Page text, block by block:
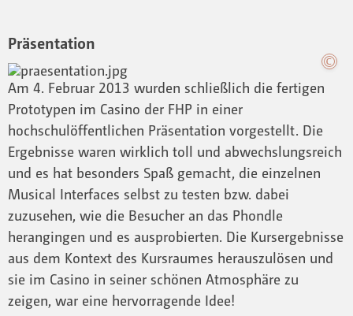
Präsentation
Am 4. Februar 2013 wurden schließlich die fertigen
Prototypen im Casino der FHP in einer
hochschulöffentlichen Präsentation vorgestellt. Die
Ergebnisse waren wirklich toll und abwechslungsreich
und es hat besonders Spaß gemacht, die einzelnen
Musical Interfaces selbst zu testen bzw. dabei
zuzusehen, wie die Besucher an das Phondle
herangingen und es ausprobierten. Die Kursergebnisse
aus dem Kontext des Kursraumes herauszulösen und
sie im Casino in seiner schönen Atmosphäre zu
zeigen, war eine hervorragende Idee!